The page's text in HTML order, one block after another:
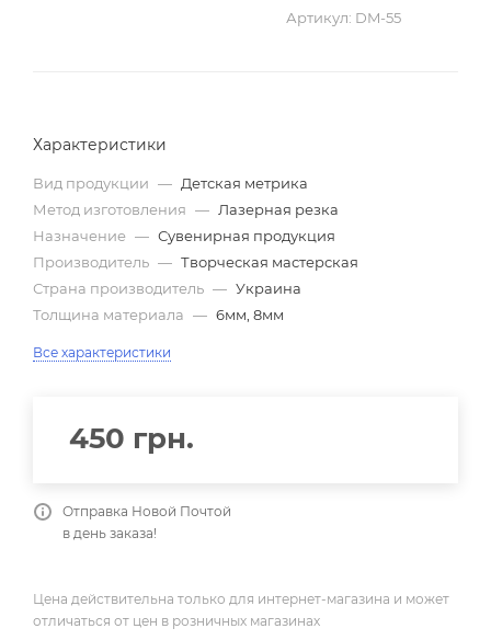
Артикул: DM-55
Характеристики
Вид продукции — Детская метрика
Метод изготовления — Лазерная резка
Назначение — Сувенирная продукция
Производитель — Творческая мастерская
Страна производитель — Украина
Толщина материала — 6мм, 8мм
Все характеристики
450 грн.
Отправка Новой Почтой
в день заказа!
Цена действительна только для интернет-магазина и может
отличаться от цен в розничных магазинах